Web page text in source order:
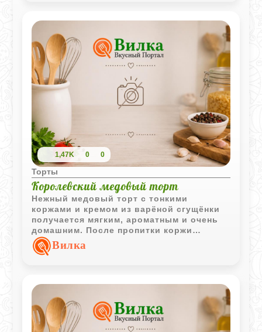
1,47K 0 0
Торты
Королевский медовый торт
Нежный медовый торт с тонкими
коржами и кремом из варёной сгущёнки
получается мягким, ароматным и очень
домашним. После пропитки коржи
становятся особенно нежными и
буквально тают во рту.
Вилка